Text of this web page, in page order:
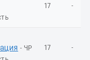
17 -
- ЧР
17 -